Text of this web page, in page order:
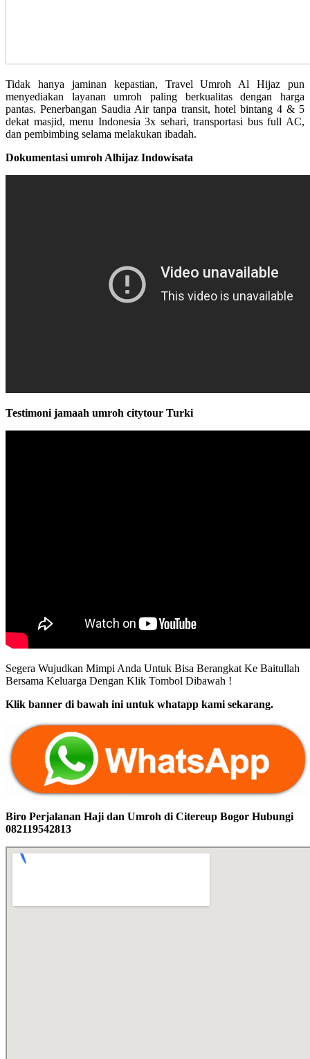
Tidak hanya jaminan kepastian, Travel Umroh Al Hijaz pun
menyediakan layanan umroh paling berkualitas dengan harga
pantas. Penerbangan Saudia Air tanpa transit, hotel bintang 4 & 5
dekat masjid, menu Indonesia 3x sehari, transportasi bus full AC,
dan pembimbing selama melakukan ibadah.
Dokumentasi umroh Alhijaz Indowisata
Testimoni jamaah umroh citytour Turki
Segera Wujudkan Mimpi Anda Untuk Bisa Berangkat Ke Baitullah
Bersama Keluarga Dengan Klik Tombol Dibawah !
Klik banner di bawah ini untuk whatapp kami sekarang.
Biro Perjalanan Haji dan Umroh di Citereup Bogor Hubungi
082119542813